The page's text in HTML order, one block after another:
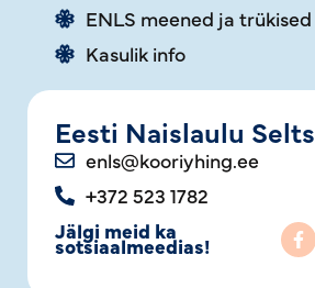
ENLS meened ja trükised
Kasulik info
Eesti Naislaulu Selts
enls@kooriyhing.ee
+372 523 1782
Jälgi meid ka
sotsiaalmeedias!